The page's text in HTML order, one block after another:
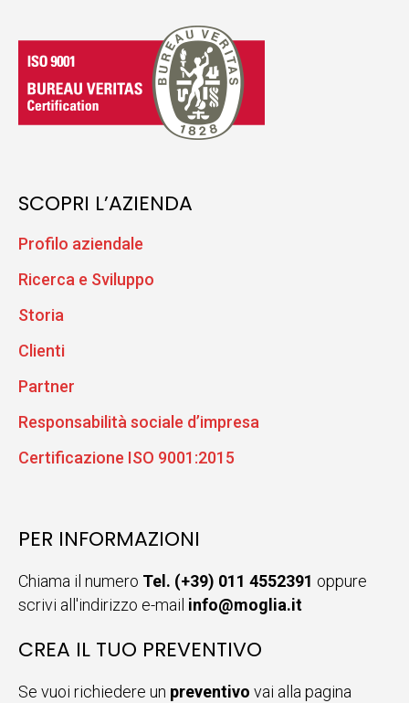
SCOPRI L’AZIENDA
Profilo aziendale
Ricerca e Sviluppo
Storia
Clienti
Partner
Responsabilità sociale d’impresa
Certificazione ISO 9001:2015
PER INFORMAZIONI
Chiama il numero Tel. (+39) 011 4552391 oppure
scrivi all'indirizzo e-mail info@moglia.it
CREA IL TUO PREVENTIVO
Se vuoi richiedere un preventivo vai alla pagina